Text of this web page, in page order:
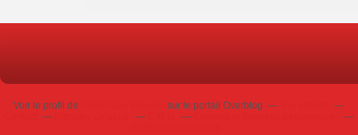
Voir le profil de sur le portail Overblog